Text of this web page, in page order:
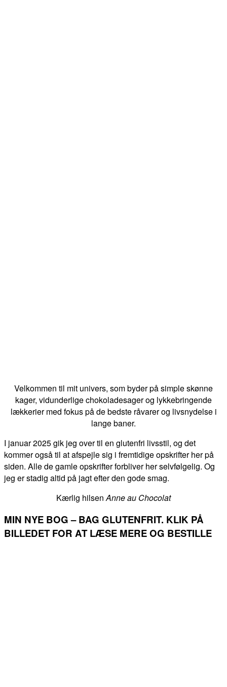
Velkommen til mit univers, som byder på simple skønne
kager, vidunderlige chokoladesager og lykkebringende
lækkerier med fokus på de bedste råvarer og livsnydelse i
lange baner.
I januar 2025 gik jeg over til en glutenfri livsstil, og det
kommer også til at afspejle sig i fremtidige opskrifter her på
siden. Alle de gamle opskrifter forbliver her selvfølgelig. Og
jeg er stadig altid på jagt efter den gode smag.
Kærlig hilsenAnne au Chocolat
MIN NYE BOG – BAG GLUTENFRIT. KLIK PÅ
BILLEDET FOR AT LÆSE MERE OG BESTILLE